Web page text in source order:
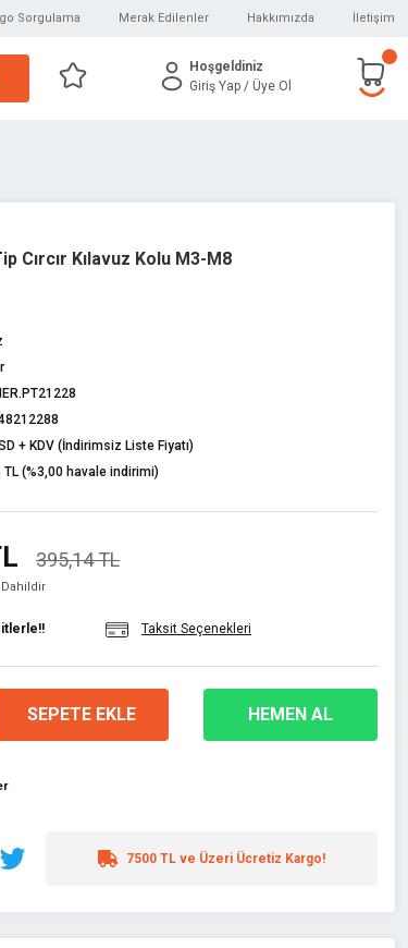
Sorgulama Merak Edilenler Hakkımızda İletişim
Hoşgeldiniz
Giriş Yap / Üye Ol
Cırcır Kılavuz Kolu M3-M8
+ KDV (İndirimsiz Liste Fiyatı)
TL (%3,00 havale indirimi)
395,14 TL
Dahildir
Taksit Seçenekleri
SEPETE EKLE HEMEN AL
7500 TL ve Üzeri Ücretiz Kargo!